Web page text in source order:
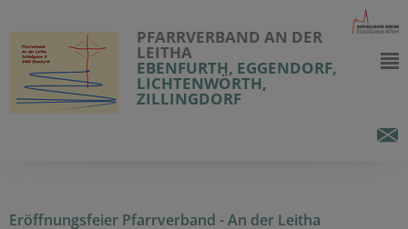
PFARRVERBAND AN DER
LEITHA
EBENFURTH, EGGENDORF,
LICHTENWÖRTH,
ZILLINGDORF
Eröffnungsfeier Pfarrverband - An der Leitha